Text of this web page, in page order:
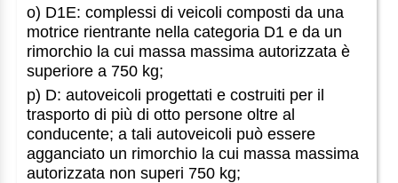
o) D1E: complessi di veicoli composti da una
motrice rientrante nella categoria D1 e da un
rimorchio la cui massa massima autorizzata è
superiore a 750 kg;
p) D: autoveicoli progettati e costruiti per il
trasporto di più di otto persone oltre al
conducente; a tali autoveicoli può essere
agganciato un rimorchio la cui massa massima
autorizzata non superi 750 kg;